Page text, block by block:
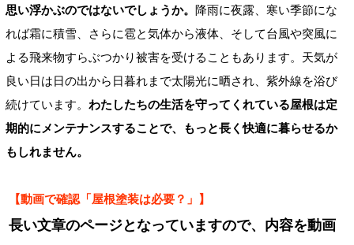
思い浮かぶのではないでしょうか。 降雨に夜露、寒い季節にな
れば霜に積雪、さらに雹と気体から液体、そして台風や突風に
よる飛来物すらぶつかり被害を受けることもあります。天気が
良い日は日の出から日暮れまで太陽光に晒され、紫外線を浴び
続けています。 わたしたちの生活を守ってくれている屋根は定
期的にメンテナンスすることで、もっと長く快適に暮らせるか
もしれません。
【動画で確認「屋根塗装は必要？」】
長い文章のページとなっていますので、内容を動画